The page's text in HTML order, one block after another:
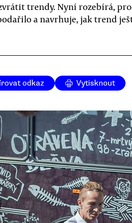
trendy. Nyní rozebírá,
a navrhuje, jak trend
odkaz Vytisknout